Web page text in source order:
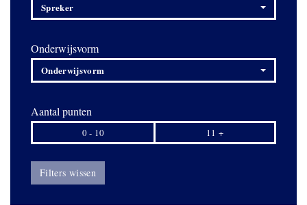
Spreker
Onderwijsvorm
Onderwijsvorm
Aantal punten
0 - 10 11 +
Filters wissen